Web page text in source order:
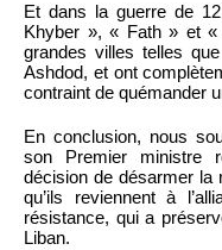
Et dans la guerre de
Khyber », « Fath » et «
grandes villes telles
Ashdod, et ont
contraint de quémander
En conclusion, nous
son Premier ministre
décision de désarmer la
qu’ils reviennent à
résistance, qui a
Liban.